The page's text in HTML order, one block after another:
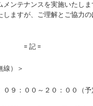
ンテナンスを実施いたしま
ますが、ご理解とご協力
=
線）＞
９：００～２０：００（予